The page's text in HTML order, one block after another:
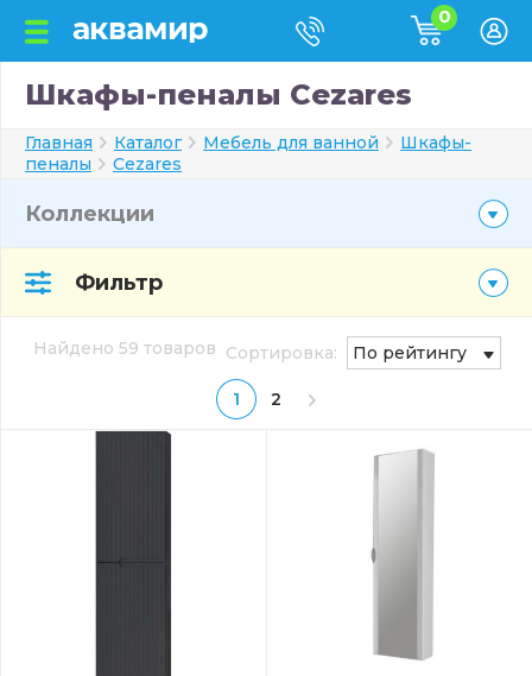
0
Шкафы-пеналы Cezares
Главная Каталог Мебель для ванной
Шкафы-
пеналы
Cezares
Коллекции
Фильтр
Найдено 59 товаров
1 2
Сортировка: По рейтингу